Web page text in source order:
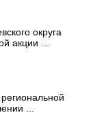
округа
акции ...
...